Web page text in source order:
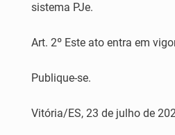
sistema PJe.
Art. 2º Este ato entra em
Publique-se.
Vitória/ES, 23 de julho de